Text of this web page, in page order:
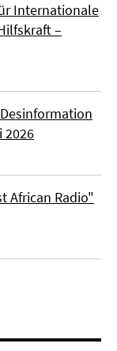
Internationale
–
2026
African Radio"